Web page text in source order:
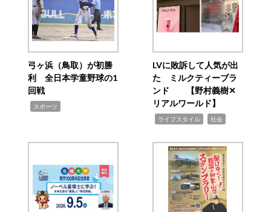
弓ヶ浜（鳥取）が初勝
利 全日本学童野球の1
回戦
スポーツ
LVに敗訴して人気が出
た ミルクティーブラ
ンド 【野村義樹✕
リアルワールド】
ライフスタイル 社会